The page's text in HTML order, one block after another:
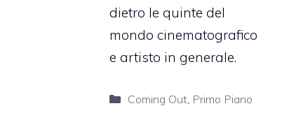
dietro le quinte del
mondo cinematografico
e artisto in generale.
Categorie
Coming Out, Primo Piano